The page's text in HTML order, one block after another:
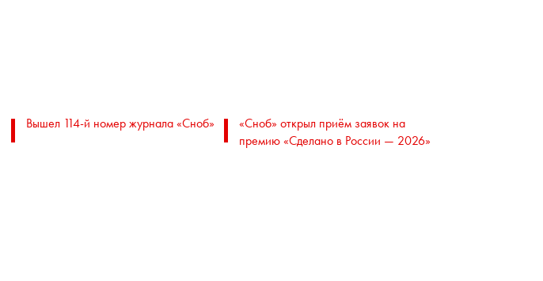
Вышел 114-й номер журнала «Сноб»
«Сноб» открыл приём заявок на
премию «Сделано в России — 2026»